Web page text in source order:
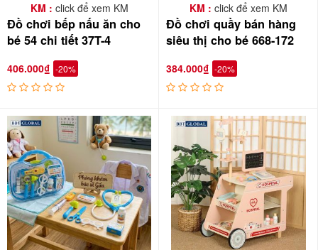
KM : click để xem KM
Đồ chơi bếp nấu ăn cho
bé 54 chi tiết 37T-4
406.000₫ -20%
KM : click để xem KM
Đồ chơi quầy bán hàng
siêu thị cho bé 668-172
384.000₫ -20%